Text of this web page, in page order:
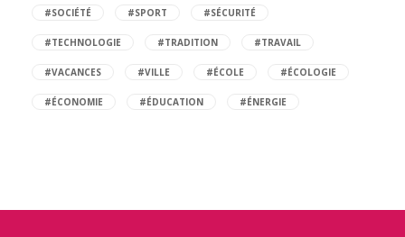
#SOCIÉTÉ #SPORT #SÉCURITÉ
#TECHNOLOGIE #TRADITION #TRAVAIL
#VACANCES #VILLE #ÉCOLE #ÉCOLOGIE
#ÉCONOMIE #ÉDUCATION #ÉNERGIE